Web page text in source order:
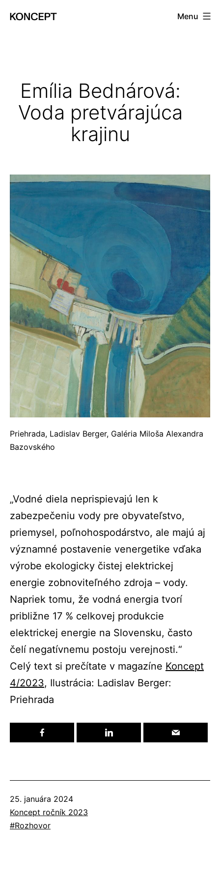
Menu
Emília Bednárová:
Voda pretvárajúca
krajinu
Priehrada, Ladislav Berger, Galéria Miloša Alexandra
Bazovského
„Vodné diela neprispievajú len k
zabezpečeniu vody pre obyvateľstvo,
priemysel, poľnohospodárstvo, ale majú aj
významné postavenie venergetike vďaka
výrobe ekologicky čistej elektrickej
energie zobnoviteľného zdroja – vody.
Napriek tomu, že vodná energia tvorí
približne 17 % celkovej produkcie
elektrickej energie na Slovensku, často
čelí negatívnemu postoju verejnosti.“
Celý text si prečítate v magazíne Koncept
4/2023, Ilustrácia: Ladislav Berger:
Priehrada
Publikované
25. januára 2024
Kategorizované
ako
Koncept ročník 2023
Označené
Rozhovor